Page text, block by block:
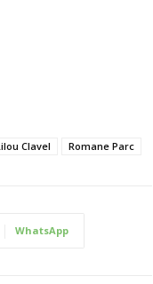
Clavel Romane Parc
WhatsApp